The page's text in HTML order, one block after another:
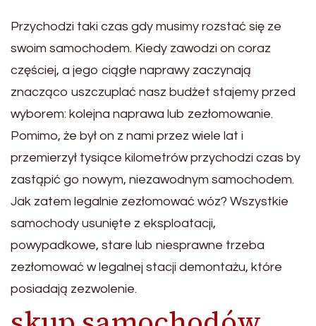
Przychodzi taki czas gdy musimy rozstać się ze
swoim samochodem. Kiedy zawodzi on coraz
częściej, a jego ciągłe naprawy zaczynają
znacząco uszczuplać nasz budżet stajemy przed
wyborem: kolejna naprawa lub zezłomowanie.
Pomimo, że był on z nami przez wiele lat i
przemierzył tysiące kilometrów przychodzi czas by
zastąpić go nowym, niezawodnym samochodem.
Jak zatem legalnie zezłomować wóz? Wszystkie
samochody usunięte z eksploatacji,
powypadkowe, stare lub niesprawne trzeba
zezłomować w legalnej stacji demontażu, które
posiadają zezwolenie.